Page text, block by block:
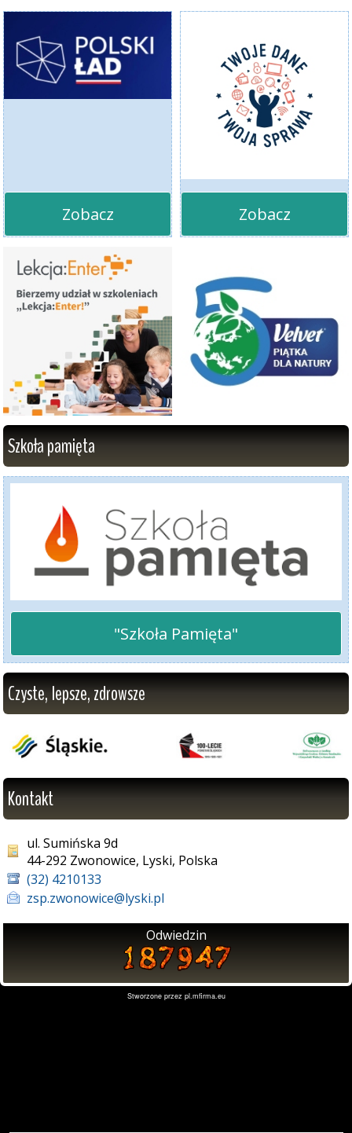
Zobacz Zobacz
Szkoła pamięta
"Szkoła Pamięta"
Czyste, lepsze, zdrowsze
Kontakt
ul. Sumińska 9d
44-292 Zwonowice, Lyski, Polska
(32) 4210133
zsp.zwonowice@lyski.pl
Odwiedzin
Stworzone przez pl.mfirma.eu